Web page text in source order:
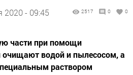
2020 - 09:45 2517 0 0
части при помощи
очищают водой и пылесосом, а
раствором